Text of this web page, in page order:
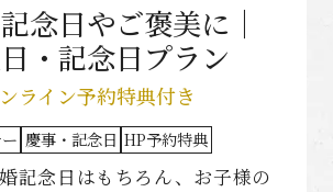
念日やご褒美に｜
・記念日プラン
ライン予約特典付き
慶事・記念日 HP予約特典
記念日はもちろん、お子様の